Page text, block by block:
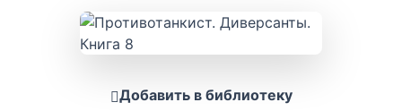
Добавить в библиотеку